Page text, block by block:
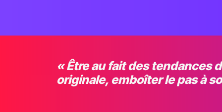
« Être au fait des tendances
originale, emboîter le pas à